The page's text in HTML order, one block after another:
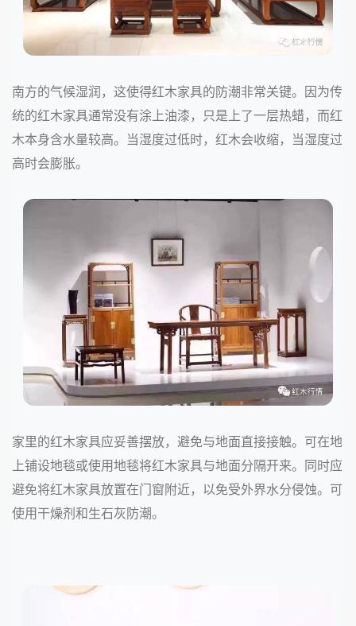
南方的气候湿润，这使得红木家具的防潮非常关键。因为传
统的红木家具通常没有涂上油漆，只是上了一层热蜡，而红
木本身含水量较高。当湿度过低时，红木会收缩，当湿度过
高时会膨胀。
家里的红木家具应妥善摆放，避免与地面直接接触。可在地
上铺设地毯或使用地毯将红木家具与地面分隔开来。同时应
避免将红木家具放置在门窗附近，以免受外界水分侵蚀。可
使用干燥剂和生石灰防潮。